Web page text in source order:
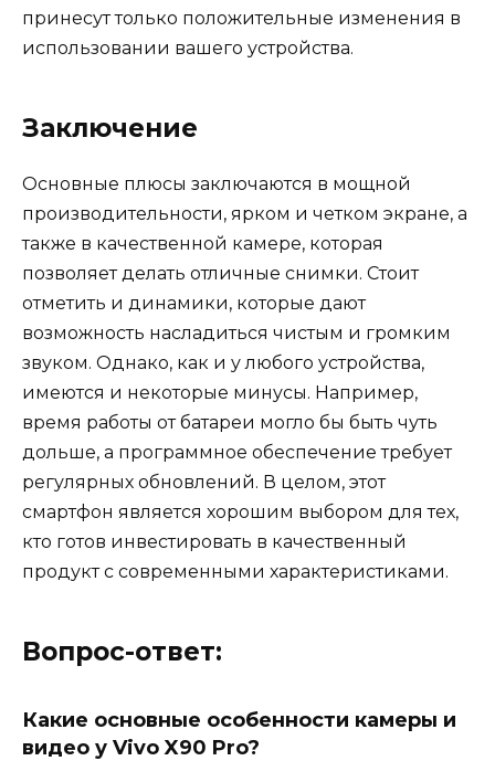
принесут только положительные изменения в
использовании вашего устройства.
Заключение
Основные плюсы заключаются в мощной
производительности, ярком и четком экране, а
также в качественной камере, которая
позволяет делать отличные снимки. Стоит
отметить и динамики, которые дают
возможность насладиться чистым и громким
звуком. Однако, как и у любого устройства,
имеются и некоторые минусы. Например,
время работы от батареи могло бы быть чуть
дольше, а программное обеспечение требует
регулярных обновлений. В целом, этот
смартфон является хорошим выбором для тех,
кто готов инвестировать в качественный
продукт с современными характеристиками.
Вопрос-ответ:
Какие основные особенности камеры и
видео у Vivo X90 Pro?